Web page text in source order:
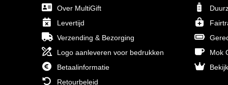
Over MultiGift
Levertijd
Verzending & Bezorging
Logo aanleveren voor bedrukken
Betaalinformatie
Retourbeleid
Mok